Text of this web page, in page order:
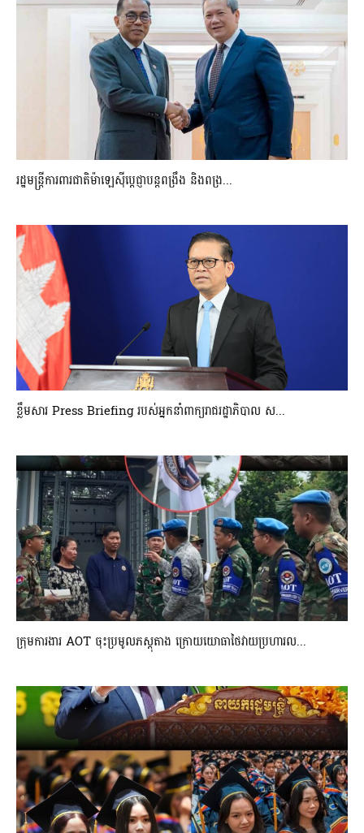
រដ្ឋមន្ត្រីការពារជាតិម៉ាឡេស៊ីប្ដេជ្ញាបន្តពង្រឹង និងពង្រ...
ខ្លឹមសារ Press Briefing របស់អ្នកនាំពាក្យរាជរដ្ឋាភិបាល ស...
ក្រុមការងារ AOT ចុះប្រមូលភស្តុតាង ក្រោយយោធាថៃវាយប្រហារល...